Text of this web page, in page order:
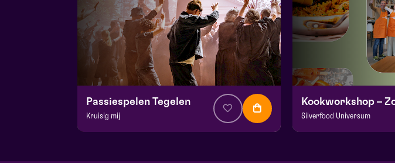
Passiespelen Tegelen
Kruisig mij Silverfood Universum